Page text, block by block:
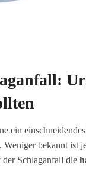
ein
bekannt ist
der Schlaganfall die